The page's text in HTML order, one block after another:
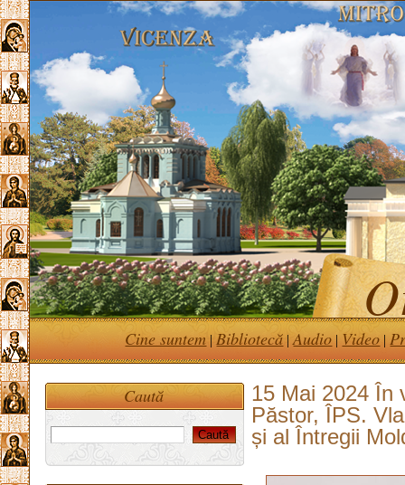
Cine suntem | Bibliotecă |Audio | Video |
15 Mai 2024 În
Păstor, ÎPS.
și al Întregii
Caută